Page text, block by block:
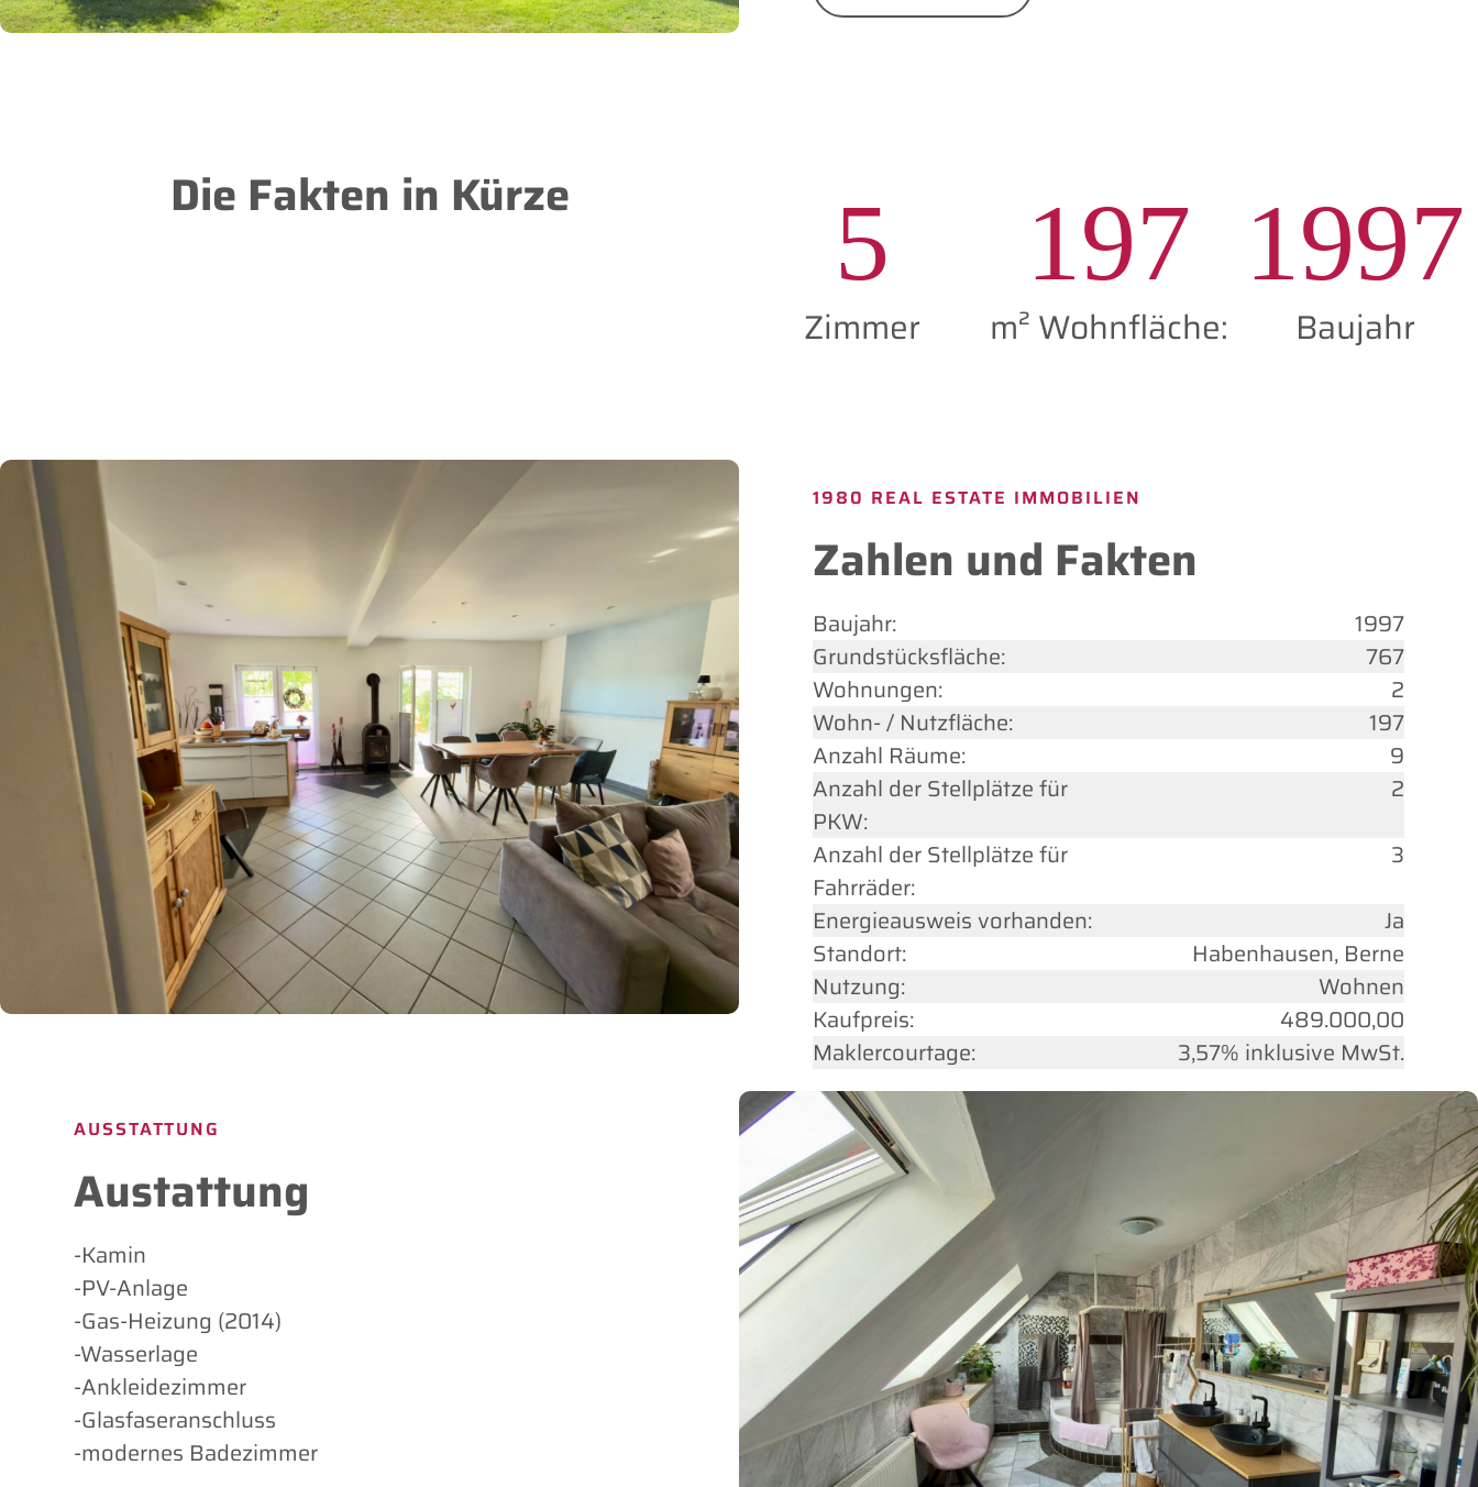
Die Fakten in Kürze 5
Zimmer
197
m² Wohnfläche:
1997
Baujahr
1980 REAL ESTATE IMMOBILIEN
Zahlen und Fakten
Baujahr:
1997
Grundstücksfläche:
767
Wohnungen:
2
Wohn- / Nutzfläche:
197
Anzahl Räume:
9
Anzahl der Stellplätze für
PKW:
2
Anzahl der Stellplätze für
Fahrräder:
3
Energieausweis vorhanden:
Ja
Standort:
Habenhausen, Berne
Nutzung:
Wohnen
Kaufpreis:
489.000,00
Maklercourtage:
3,57% inklusive MwSt.
AUSSTATTUNG
Austattung
-Kamin
-PV-Anlage
-Gas-Heizung (2014)
-Wasserlage
-Ankleidezimmer
-Glasfaseranschluss
-modernes Badezimmer